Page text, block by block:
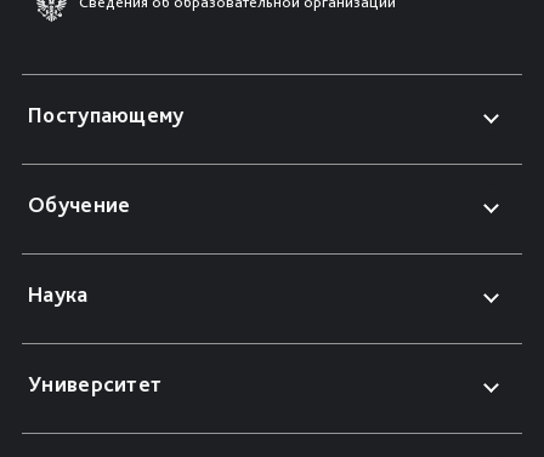
Поступающему
Обучение
Наука
Университет